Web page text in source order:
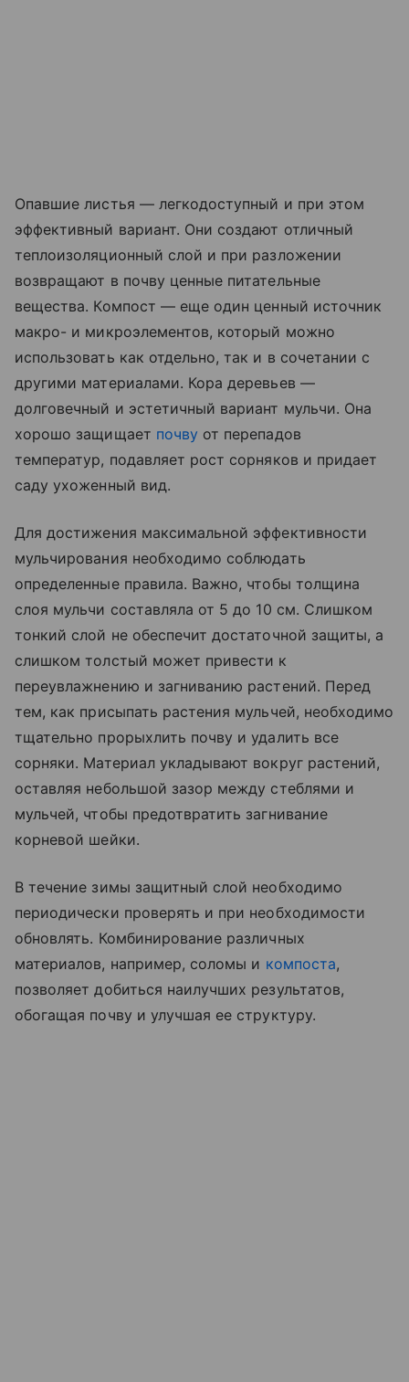
Опавшие листья — легкодоступный и при этом
эффективный вариант. Они создают отличный
теплоизоляционный слой и при разложении
возвращают в почву ценные питательные
вещества. Компост — еще один ценный источник
макро- и микроэлементов, который можно
использовать как отдельно, так и в сочетании с
другими материалами. Кора деревьев —
долговечный и эстетичный вариант мульчи. Она
хорошо защищает почву от перепадов
температур, подавляет рост сорняков и придает
саду ухоженный вид.
Для достижения максимальной эффективности
мульчирования необходимо соблюдать
определенные правила. Важно, чтобы толщина
слоя мульчи составляла от 5 до 10 см. Слишком
тонкий слой не обеспечит достаточной защиты, а
слишком толстый может привести к
переувлажнению и загниванию растений. Перед
тем, как присыпать растения мульчей, необходимо
тщательно прорыхлить почву и удалить все
сорняки. Материал укладывают вокруг растений,
оставляя небольшой зазор между стеблями и
мульчей, чтобы предотвратить загнивание
корневой шейки.
В течение зимы защитный слой необходимо
периодически проверять и при необходимости
обновлять. Комбинирование различных
материалов, например, соломы и компоста,
позволяет добиться наилучших результатов,
обогащая почву и улучшая ее структуру.